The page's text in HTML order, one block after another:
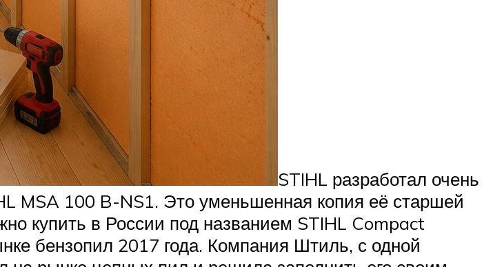
STIHL разработал очень
MSA 100 B-NS1. Это уменьшенная копия её старшей
купить в России под названием STIHL Compact
бензопил 2017 года. Компания Штиль, с одной